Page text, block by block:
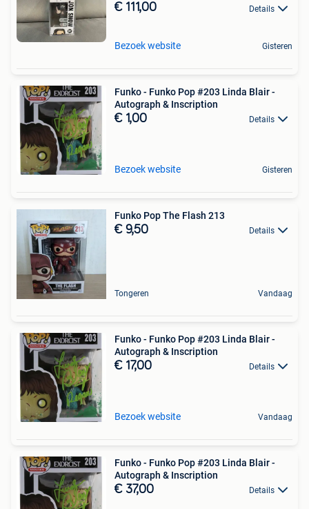
€ 111,00 Details
Bezoek website Gisteren
Funko - Funko Pop #203 Linda Blair -
Autograph & Inscription
€ 1,00 Details
Bezoek website Gisteren
Funko Pop The Flash 213
€ 9,50 Details
Tongeren Vandaag
Funko - Funko Pop #203 Linda Blair -
Autograph & Inscription
€ 17,00 Details
Bezoek website Vandaag
Funko - Funko Pop #203 Linda Blair -
Autograph & Inscription
€ 37,00 Details